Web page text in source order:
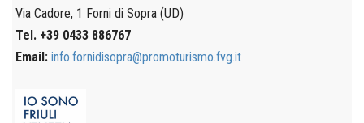
Via Cadore, 1 Forni di Sopra (UD)
Tel. +39 0433 886767
Email:info.fornidisopra@promoturismo.fvg.it